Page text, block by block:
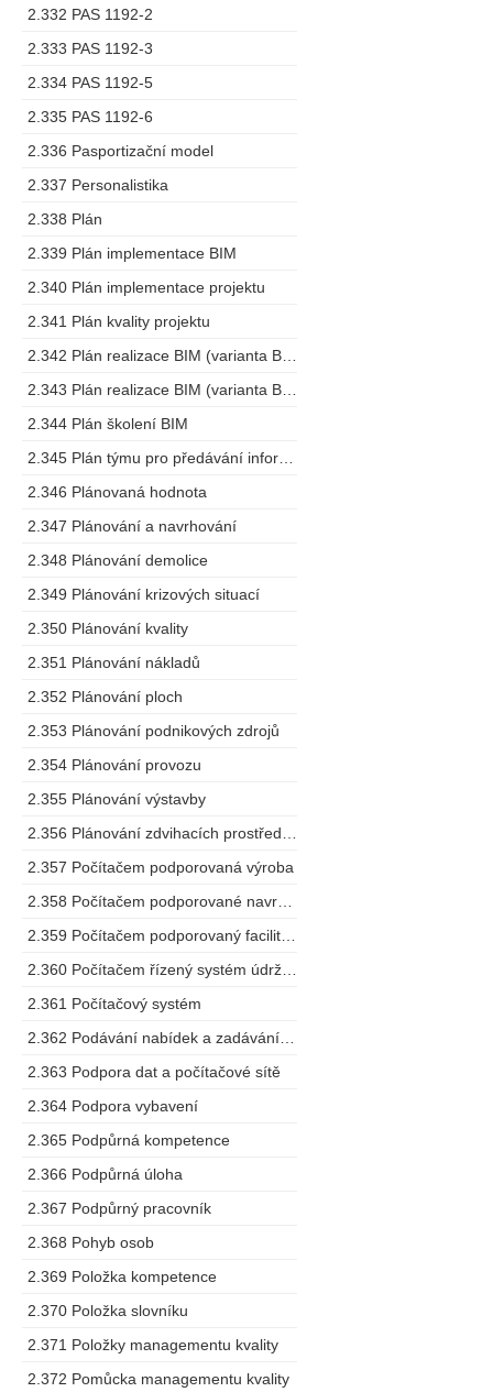
2.332 PAS 1192-2
2.333 PAS 1192-3
2.334 PAS 1192-5
2.335 PAS 1192-6
2.336 Pasportizační model
2.337 Personalistika
2.338 Plán
2.339 Plán implementace BIM
2.340 Plán implementace projektu
2.341 Plán kvality projektu
2.344 Plán školení BIM
2.346 Plánovaná hodnota
2.347 Plánování a navrhování
2.348 Plánování demolice
2.349 Plánování krizových situací
2.350 Plánování kvality
2.351 Plánování nákladů
2.352 Plánování ploch
2.353 Plánování podnikových zdrojů
2.354 Plánování provozu
2.355 Plánování výstavby
2.357 Počítačem podporovaná výroba
2.361 Počítačový systém
2.363 Podpora dat a počítačové sítě
2.364 Podpora vybavení
2.365 Podpůrná kompetence
2.366 Podpůrná úloha
2.367 Podpůrný pracovník
2.368 Pohyb osob
2.369 Položka kompetence
2.370 Položka slovníku
2.371 Položky managementu kvality
2.372 Pomůcka managementu kvality